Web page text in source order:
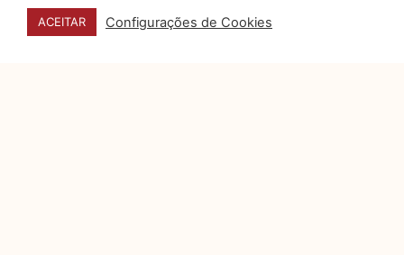
determinada pela potencial combinação
algorítimica gerada pela máquina.
ACEITAR Configurações de Cookies